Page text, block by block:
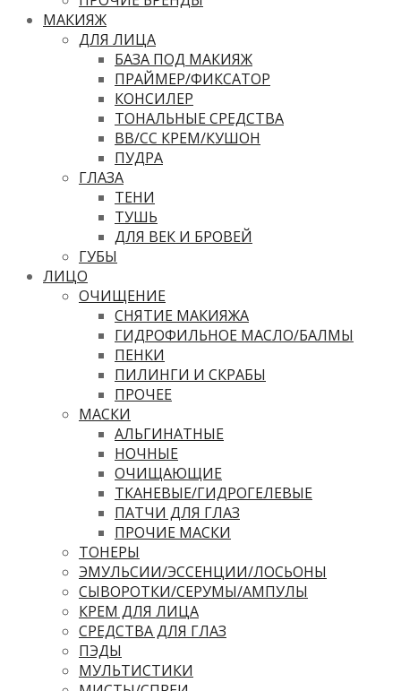
МАКИЯЖ
ДЛЯ ЛИЦА
БАЗА ПОД МАКИЯЖ
ПРАЙМЕР/ФИКСАТОР
КОНСИЛЕР
ТОНАЛЬНЫЕ СРЕДСТВА
ВВ/CC КРЕМ/КУШОН
ПУДРА
ГЛАЗА
ТЕНИ
ТУШЬ
ДЛЯ ВЕК И БРОВЕЙ
ГУБЫ
ЛИЦО
ОЧИЩЕНИЕ
СНЯТИЕ МАКИЯЖА
ГИДРОФИЛЬНОЕ МАСЛО/БАЛМЫ
ПЕНКИ
ПИЛИНГИ И СКРАБЫ
ПРОЧЕЕ
МАСКИ
АЛЬГИНАТНЫЕ
НОЧНЫЕ
ОЧИЩАЮЩИЕ
ТКАНЕВЫЕ/ГИДРОГЕЛЕВЫЕ
ПАТЧИ ДЛЯ ГЛАЗ
ПРОЧИЕ МАСКИ
ТОНЕРЫ
ЭМУЛЬСИИ/ЭССЕНЦИИ/ЛОСЬОНЫ
СЫВОРОТКИ/СЕРУМЫ/АМПУЛЫ
КРЕМ ДЛЯ ЛИЦА
СРЕДСТВА ДЛЯ ГЛАЗ
ПЭДЫ
МУЛЬТИСТИКИ